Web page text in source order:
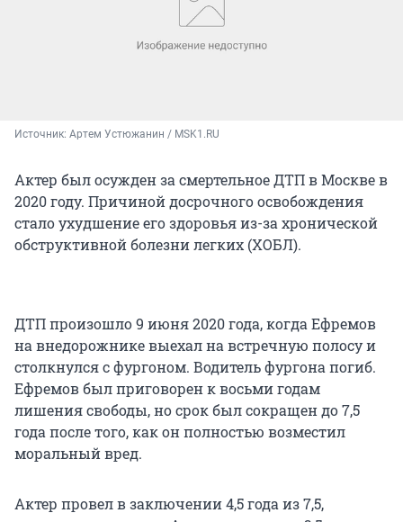
Источник: Артем Устюжанин / MSK1.RU
Актер был осужден за смертельное ДТП в Москве в
2020 году. Причиной досрочного освобождения
стало ухудшение его здоровья из-за хронической
обструктивной болезни легких (ХОБЛ).
ДТП произошло 9 июня 2020 года, когда Ефремов
на внедорожнике выехал на встречную полосу и
столкнулся с фургоном. Водитель фургона погиб.
Ефремов был приговорен к восьми годам
лишения свободы, но срок был сокращен до 7,5
года после того, как он полностью возместил
моральный вред.
Актер провел в заключении 4,5 года из 7,5,